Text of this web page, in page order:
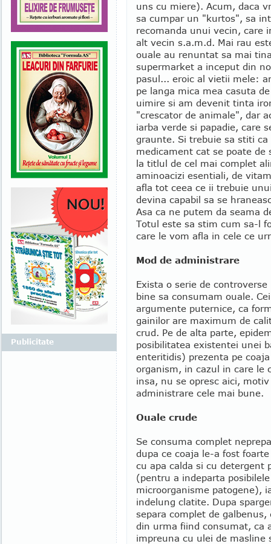
uns cu miere). Acum, daca
sa cumpar un "kurtos", sa
recomanda unui vecin, care
alt vecin s.a.m.d. Mai rau
ouale au renuntat sa mai
supermarket a inceput din
pasul... eroic al vietii mele:
pe langa mica mea casuta
uimire si am devenit tinta
"crescator de animale", dar
iarba verde si papadie, care
graunte. Si trebuie sa stiti
medicament cat se poate de
la titlul de cel mai complet
aminoacizi esentiali, de
afla tot ceea ce ii trebuie
devina capabil sa se
Asa ca ne putem da seama
Totul este sa stim cum sa-l
care le vom afla in cele ce
Mod de administrare
Exista o serie de
bine sa consumam ouale.
argumente puternice, ca
gainilor are maximum de
crud. Pe de alta parte,
posibilitatea existentei unei
enteritidis) prezenta pe
organism, in cazul in care le
insa, nu se opresc aici,
administrare cele mai bune.
Ouale crude
Se consuma complet
dupa ce coaja le-a fost
cu apa calda si cu detergent
(pentru a indeparta posibilele
microorganisme patogene),
indelung clatite. Dupa
separa complet de galbenus,
din urma fiind consumat, ca
impreuna cu ulei de masline
Publicitate